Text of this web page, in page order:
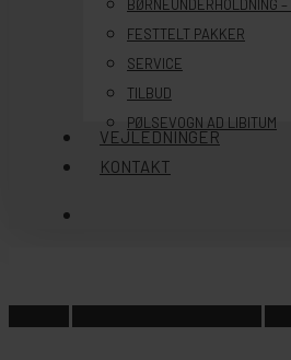
BØRNEUNDERHOLDNING
FESTTELT PAKKER
SERVICE
TILBUD
PØLSEVOGN AD LIBITUM
VEJLEDNINGER
KONTAKT